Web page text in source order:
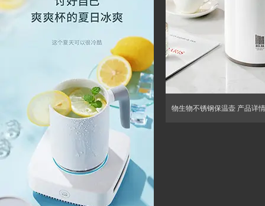
物生物不锈钢保温壶 产品详